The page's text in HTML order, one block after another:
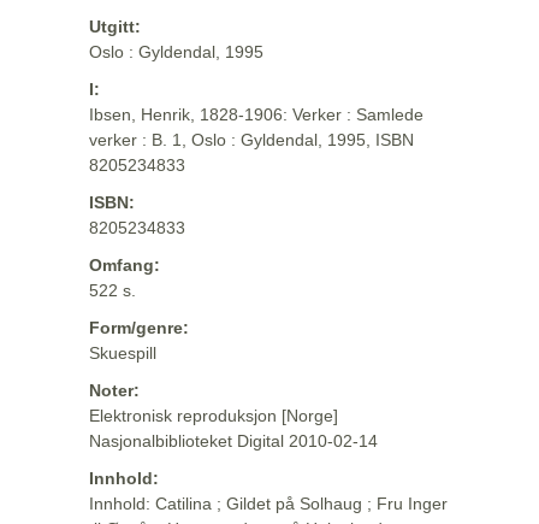
Utgitt:
Oslo : Gyldendal, 1995
I:
Ibsen, Henrik, 1828-1906: Verker : Samlede
verker : B. 1, Oslo : Gyldendal, 1995, ISBN
8205234833
ISBN:
8205234833
Omfang:
522 s.
Form/genre:
Skuespill
Noter:
Elektronisk reproduksjon [Norge]
Nasjonalbiblioteket Digital 2010-02-14
Innhold:
Innhold: Catilina ; Gildet på Solhaug ; Fru Inger